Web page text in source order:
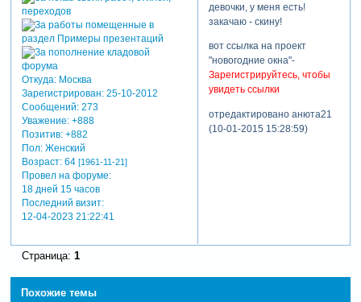
Откуда:Москва
Зарегистрирован: 25-10-2012
Сообщений:273
Уважение: +888
Позитив: +882
Пол:Женский
Возраст:64 [1961-11-21]
Провел на форуме:
18 дней 15 часов
Последний визит:
12-04-2023 21:22:41
девочки, у меня есть!
закачаю - скину!
вот ссылка на проект
"новогодние окна"-
Зарегистрируйтесь, чтобы
увидеть ссылки
отредактировано анюта21
(10-01-2015 15:28:59)
Страница: 1
Похожие темы